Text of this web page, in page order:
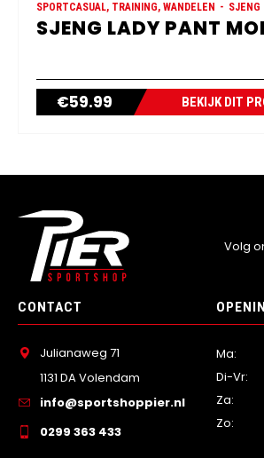
SPORTCASUAL, TRAINING, WANDELEN SJENG
SJENG LADY PANT
€59.99 BEKIJK DIT
Volg
CONTACT
Julianaweg 71
1131 DA Volendam
info@sportshoppier.nl
0299 363 433
Ma:
Di-Vr:
Za:
Zo: